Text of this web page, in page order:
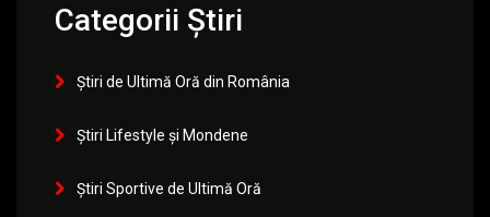
Categorii Știri
Știri de Ultimă Oră din România
Știri Lifestyle și Mondene
Știri Sportive de Ultimă Oră